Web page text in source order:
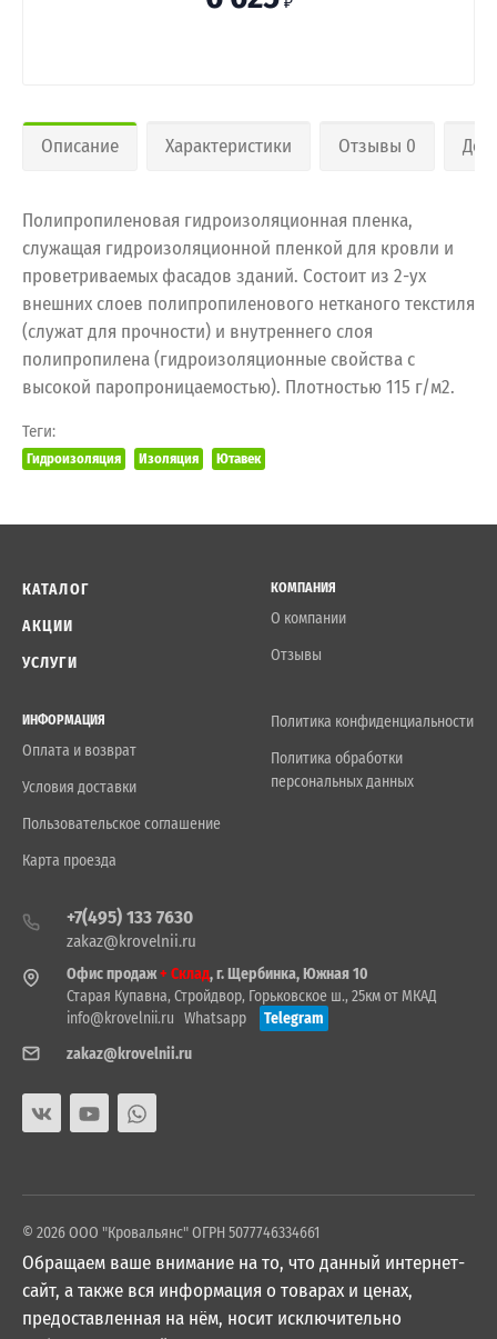
Описание Характеристики Отзывы 0
Полипропиленовая гидроизоляционная пленка,
служащая гидроизоляционной пленкой для кровли и
проветриваемых фасадов зданий. Состоит из 2-ух
внешних слоев полипропиленового нетканого текстиля
(служат для прочности) и внутреннего слоя
полипропилена (гидроизоляционные свойства с
высокой паропроницаемостью). Плотностью 115 г/м2.
Теги:
Гидроизоляция Изоляция Ютавек
КАТАЛОГ
АКЦИИ
УСЛУГИ
КОМПАНИЯ
О компании
Отзывы
ИНФОРМАЦИЯ
Оплата и возврат
Условия доставки
Пользовательское соглашение
Карта проезда
Политика конфиденциальности
Политика обработки
персональных данных
+7(495) 133 7630
zakaz@krovelnii.ru
Офис продаж+ Склад, г. Щербинка, Южная 10
Старая Купавна, Стройдвор, Горьковское ш., 25км от МКАД
info@krovelnii.ru Whatsapp
Telegram
zakaz@krovelnii.ru
© 2026 ООО "Кровальянс" ОГРН 5077746334661
Обращаем ваше внимание на то, что данный интернет-
сайт, а также вся информация о товарах и ценах,
предоставленная на нём, носит исключительно